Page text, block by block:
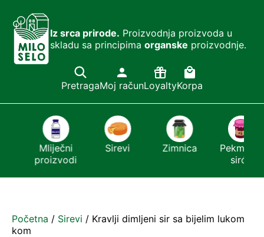
Iz srca prirode. Proizvodnja proizvoda u
skladu sa principima organske proizvodnje.
PretragaMoj računLoyaltyKorpa
Mliječni
proizvodi
Sirevi Zimnica
Pekmezi i
sirće
Početna / Sirevi / Kravlji dimljeni sir sa bijelim lukom
kom